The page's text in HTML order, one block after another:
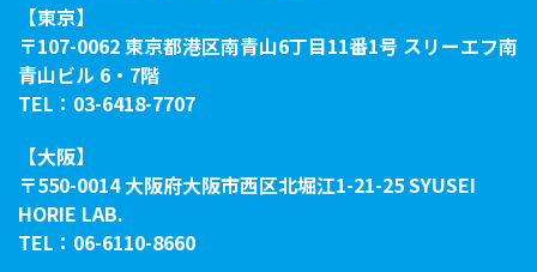
【東京】
〒107-0062 東京都港区南青山6丁目11番1号 スリーエフ南
青山ビル 6・7階
TEL：03-6418-7707
【大阪】
〒550-0014 大阪府大阪市西区北堀江1-21-25 SYUSEI
HORIE LAB.
TEL：06-6110-8660